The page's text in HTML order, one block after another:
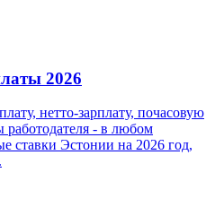
2026
нетто-зарплату, почасовую
работодателя - в любом
ставки Эстонии на 2026 год,